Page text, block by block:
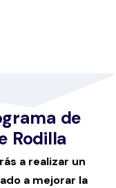
de
Rodilla
a realizar un
a mejorar la